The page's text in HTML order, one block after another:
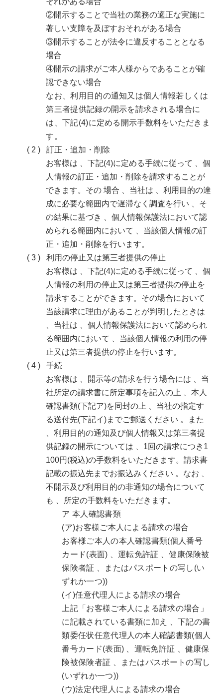
②開示することで当社の業務の適正な実施に
著しい支障を及ぼすおそれがある場合
③開示することが法令に違反することとなる
場合
④開示の請求がご本人様からであることが確
認できない場合
なお、利用目的の通知又は個人情報若しくは
第三者提供記録の開示を請求される場合に
は、下記(4)に定める開示手数料をいただきま
す。
訂正・追加・削除
お客様は 、下記(4)に定める手続に従って 、個
人情報の訂正・追加・削除を請求することが
できます。その 場合 、当社は 、利用目的の達
成に必要な範囲内で遅滞なく調査を行い 、そ
の結果に基づき 、個人情報保護法において認
められる範囲内において 、当該個人情報の訂
正・追加・削除を行います。
利用の停止又は第三者提供の停止
お客様は 、下記(4)に定める手続に従って 、個
人情報の利用の停止又は第三者提供の停止を
請求することができます。その場合において
当該請求に理由があることが判明したときは
、当社は 、個人情報保護法において認められ
る範囲内において 、当該個人情報の利用の停
止又は第三者提供の停止を行います。
手続
お客様は 、開示等の請求を行う場合には 、当
社所定の請求書に所定事項を記入の上 、本人
確認書類(下記ア)を同封の上 、当社の指定す
る送付先(下記イ)までご郵送ください 。また
、利用目的の通知及び個人情報又は第三者提
供記録の開示については 、1回の請求につき1
100円(税込)の手数料をいただきます。請求書
記載の振込先までお振込みください 。なお 、
不開示及び利用目的の非通知の場合について
も 、所定の手数料をいただきます。
ア 本人確認書類
(ア)お客様ご本人による請求の場合
お客様ご本人の本人確認書類(個人番号
カード(表面) 、運転免許証 、健康保険被
保険者証 、またはパスポートの写し(い
ずれか一つ))
(イ)任意代理人による請求の場合
上記「お客様ご本人による請求の場合」
に記載されている書類に加え 、下記の書
類委任状任意代理人の本人確認書類(個人
番号カード(表面) 、運転免許証 、健康保
険被保険者証 、またはパスポートの写し
(いずれか一つ))
(ウ)法定代理人による請求の場合